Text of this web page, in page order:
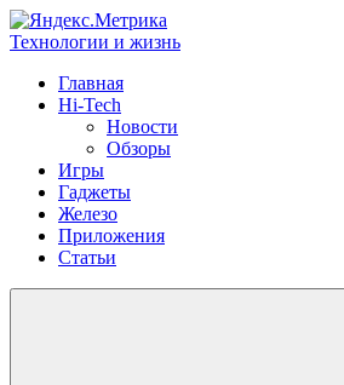
Технологии и жизнь
Главная
Hi-Tech
Новости
Обзоры
Игры
Гаджеты
Железо
Приложения
Статьи